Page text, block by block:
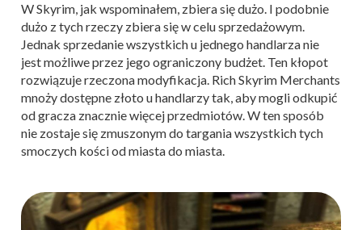
W Skyrim, jak wspominałem, zbiera się dużo. I podobnie
dużo z tych rzeczy zbiera się w celu sprzedażowym.
Jednak sprzedanie wszystkich u jednego handlarza nie
jest możliwe przez jego ograniczony budżet. Ten kłopot
rozwiązuje rzeczona modyfikacja. Rich Skyrim Merchants
mnoży dostępne złoto u handlarzy tak, aby mogli odkupić
od gracza znacznie więcej przedmiotów. W ten sposób
nie zostaje się zmuszonym do targania wszystkich tych
smoczych kości od miasta do miasta.